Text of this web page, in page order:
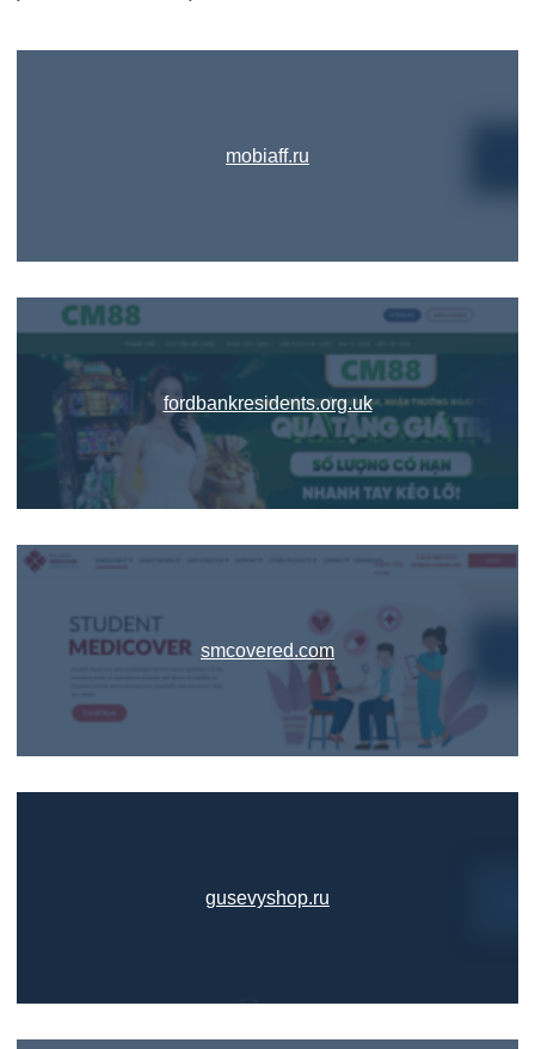
mobiaff.ru
fordbankresidents.org.uk
smcovered.com
gusevyshop.ru